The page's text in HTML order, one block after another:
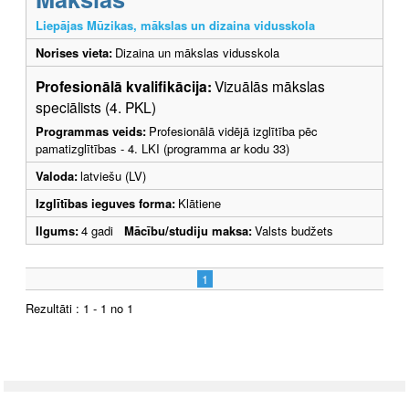
Liepājas Mūzikas, mākslas un dizaina vidusskola
Norises vieta: Dizaina un mākslas vidusskola
Profesionālā kvalifikācija:Vizuālās mākslas
speciālists (4. PKL)
Programmas veids: Profesionālā vidējā izglītība pēc
pamatizglītības - 4. LKI (programma ar kodu 33)
Valoda:latviešu (LV)
Izglītības ieguves forma: Klātiene
Ilgums:4 gadi Mācību/studiju maksa:Valsts budžets
1
Rezultāti : 1 - 1 no 1